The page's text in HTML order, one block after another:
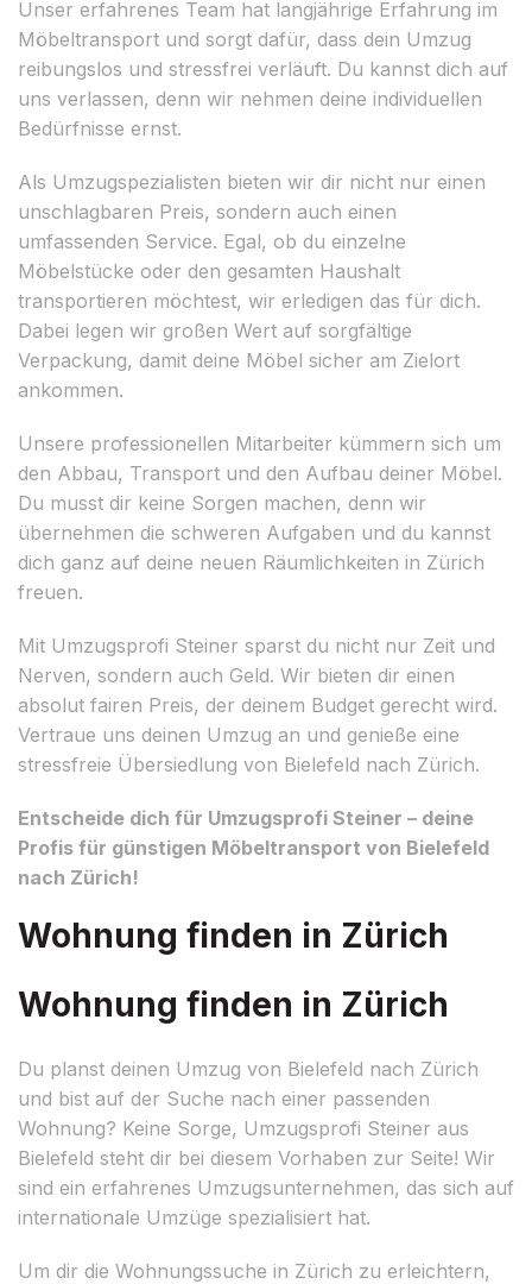
Unser erfahrenes Team hat langjährige Erfahrung im
Möbeltransport und sorgt dafür, dass dein Umzug
reibungslos und stressfrei verläuft. Du kannst dich auf
uns verlassen, denn wir nehmen deine individuellen
Bedürfnisse ernst.
Als Umzugspezialisten bieten wir dir nicht nur einen
unschlagbaren Preis, sondern auch einen
umfassenden Service. Egal, ob du einzelne
Möbelstücke oder den gesamten Haushalt
transportieren möchtest, wir erledigen das für dich.
Dabei legen wir großen Wert auf sorgfältige
Verpackung, damit deine Möbel sicher am Zielort
ankommen.
Unsere professionellen Mitarbeiter kümmern sich um
den Abbau, Transport und den Aufbau deiner Möbel.
Du musst dir keine Sorgen machen, denn wir
übernehmen die schweren Aufgaben und du kannst
dich ganz auf deine neuen Räumlichkeiten in Zürich
freuen.
Mit Umzugsprofi Steiner sparst du nicht nur Zeit und
Nerven, sondern auch Geld. Wir bieten dir einen
absolut fairen Preis, der deinem Budget gerecht wird.
Vertraue uns deinen Umzug an und genieße eine
stressfreie Übersiedlung von Bielefeld nach Zürich.
Entscheide dich für Umzugsprofi Steiner – deine
Profis für günstigen Möbeltransport von Bielefeld
nach Zürich!
Wohnung finden in Zürich
Wohnung finden in Zürich
Du planst deinen Umzug von Bielefeld nach Zürich
und bist auf der Suche nach einer passenden
Wohnung? Keine Sorge, Umzugsprofi Steiner aus
Bielefeld steht dir bei diesem Vorhaben zur Seite! Wir
sind ein erfahrenes Umzugsunternehmen, das sich auf
internationale Umzüge spezialisiert hat.
Um dir die Wohnungssuche in Zürich zu erleichtern,